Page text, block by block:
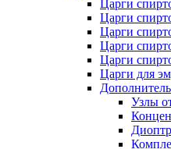
Царги
Царги
Царги
Царги
Царги
Царги для
Узлы